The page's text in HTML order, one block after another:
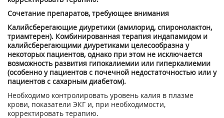
Сочетание препаратов, требующее внимания
Калийсберегающие диуретики (амилорид, спиронолактон,
триамтерен). Комбинированная терапия индапамидом и
калийсберегающими диуретиками целесообразна у
некоторых пациентов, однако при этом не исключается
возможность развития гипокалиемии или гиперкалиемии
(особенно у пациентов с почечной недостаточностью или у
пациентов с сахарным диабетом).
Необходимо контролировать уровень калия в плазме
крови, показатели ЭКГ и, при необходимости,
корректировать терапию.